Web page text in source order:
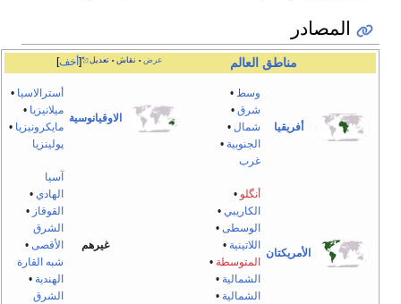
المصادر
أخف عرض • نقاش • تعديل مناطق العالم
أفريقيا
وسط •
شرق •
شمال •
الجنوبية •
غرب
الأمريكتان
أنگلو •
الكاريبي •
الوسطى •
اللاتينية •
المتوسطة •
الشمالية •
الشمالية •
الاوقيانوسية
أسترالاسيا •
ميلانيزيا •
مايكرونيزيا •
پولينزيا
غيرهم
آسيا
الهادي •
القوقاز •
الشرق
الأقصى •
شبه القارة
الهندية •
الشرق